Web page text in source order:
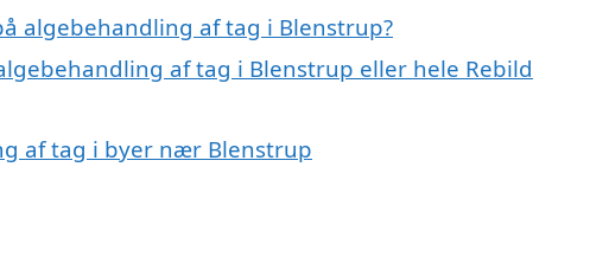
algebehandling af tag i Blenstrup?
af tag i Blenstrup eller hele Rebild
af tag i byer nær Blenstrup